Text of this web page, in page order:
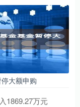
大额申购
1869.27万元